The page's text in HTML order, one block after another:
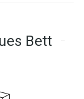
Bett